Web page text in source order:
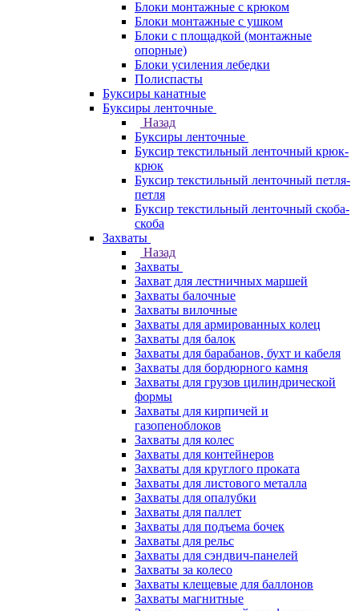
Блоки монтажные с крюком
Блоки монтажные с ушком
Блоки с площадкой (монтажные
опорные)
Блоки усиления лебедки
Полиспасты
Буксиры канатные
Буксиры ленточные
Назад
Буксиры ленточные
Буксир текстильный ленточный крюк-
крюк
Буксир текстильный ленточный петля-
петля
Буксир текстильный ленточный скоба-
скоба
Захваты
Назад
Захваты
Захват для лестничных маршей
Захваты балочные
Захваты вилочные
Захваты для армированных колец
Захваты для балок
Захваты для барабанов, бухт и кабеля
Захваты для бордюрного камня
Захваты для грузов цилиндрической
формы
Захваты для кирпичей и
газопеноблоков
Захваты для колес
Захваты для контейнеров
Захваты для круглого проката
Захваты для листового металла
Захваты для опалубки
Захваты для паллет
Захваты для подъема бочек
Захваты для рельс
Захваты для сэндвич-панелей
Захваты за колесо
Захваты клещевые для баллонов
Захваты магнитные